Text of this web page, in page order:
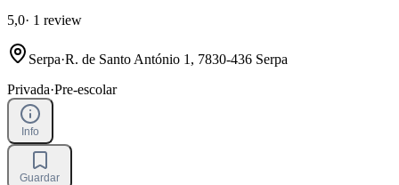
5,0· 1 review
Serpa·R. de Santo António 1, 7830-436 Serpa
Privada·Pre-escolar
Info
Guardar